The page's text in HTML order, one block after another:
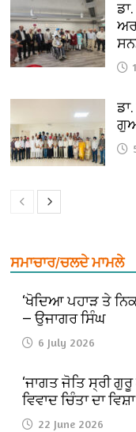
ਸਮਾਚਾਰ/ਚਲਦੇ ਮਾਮਲੇ
‘ਖੋਦਿਆ ਪਹਾੜ ਤੇ
— ਉਜਾਗਰ ਸਿੰਘ
6 July 2026
‘ਜਾਗਤ ਜੋਤਿ ਸ੍ਰੀ
ਵਿਵਾਦ ਚਿੰਤਾ ਦਾ
22 June 2026